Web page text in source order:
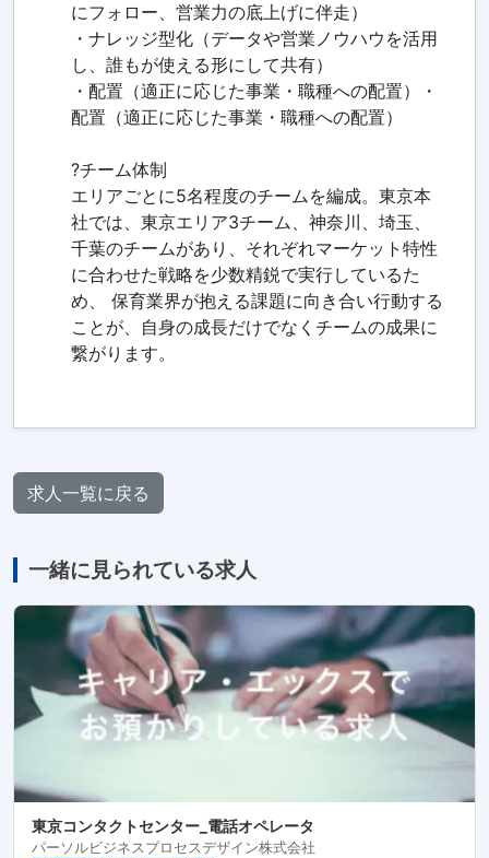
にフォロー、営業力の底上げに伴走）
・ナレッジ型化（データや営業ノウハウを活用
し、誰もが使える形にして共有）
・配置（適正に応じた事業・職種への配置）・
配置（適正に応じた事業・職種への配置）
?チーム体制
エリアごとに5名程度のチームを編成。東京本
社では、東京エリア3チーム、神奈川、埼玉、
千葉のチームがあり、それぞれマーケット特性
に合わせた戦略を少数精鋭で実行しているた
め、 保育業界が抱える課題に向き合い行動する
ことが、自身の成長だけでなくチームの成果に
繋がります。
求人一覧に戻る
一緒に見られている求人
東京コンタクトセンター_電話オペレータ
パーソルビジネスプロセスデザイン株式会社